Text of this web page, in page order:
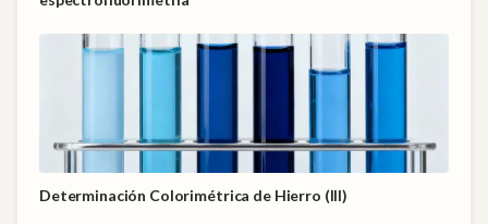
Determinación Colorimétrica de Hierro (III)